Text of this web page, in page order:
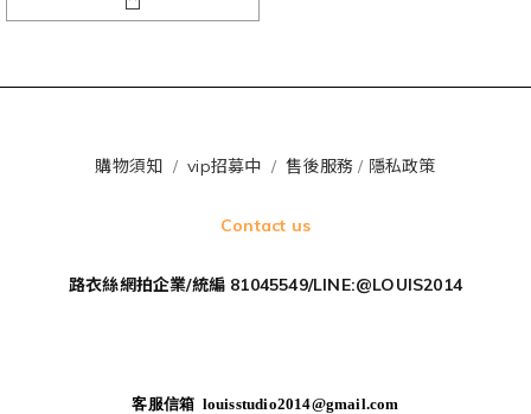
購物須知 /vip招募中 /售後服務 / 隱私政策
Contact us
路衣絲網拍企業/統編 81045549/LINE:@LOUIS2014
客服信箱 louisstudio2014@gmail.com